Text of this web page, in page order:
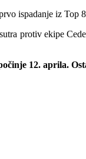
ispadanje iz Top
protiv ekipe
12. aprila.